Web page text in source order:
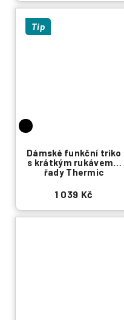
Tip
Dámské funkční triko
s krátkým rukávem z
řady Thermic
1 039 Kč